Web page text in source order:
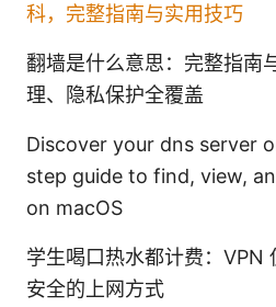
科，完整指南与实用技巧
翻墙是什么意思：完整指南
理、隐私保护全覆盖
Discover your dns server
step guide to find, view,
on macOS
学生喝口热水都计费：VPN
安全的上网方式